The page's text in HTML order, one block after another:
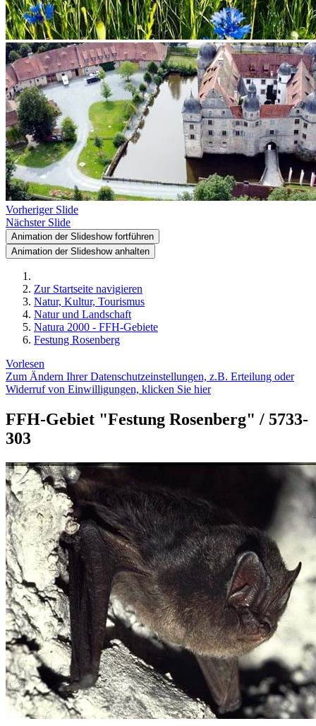
Vorheriger Slide
Nächster Slide
Animation der Slideshow fortführen
Animation der Slideshow anhalten
Zur Startseite navigieren
Natur, Kultur, Tourismus
Natur und Landschaft
Natura 2000 - FFH-Gebiete
Festung Rosenberg
Vorlesen
Zum Ändern Ihrer Datenschutzeinstellungen, z.B. Erteilung oder
Widerruf von Einwilligungen, klicken Sie hier
FFH-Gebiet "Festung Rosenberg" / 5733-
303